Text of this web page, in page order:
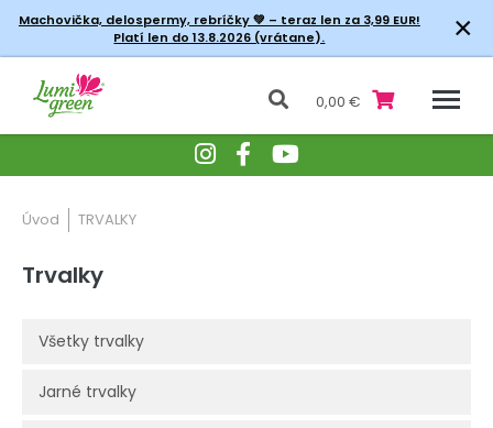
Machovička, delospermy, rebríčky💚 – teraz len za 3,99 EUR!
Platí len do 13.8.2026 (vrátane).
×
0,00 €
Úvod TRVALKY
Trvalky
Všetky trvalky
Jarné trvalky